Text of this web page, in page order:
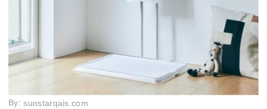
By: sunstarqais.com